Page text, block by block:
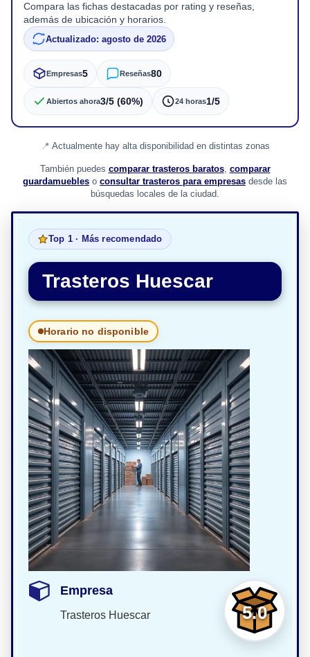
Compara las fichas destacadas por rating y reseñas,
además de ubicación y horarios.
Actualizado: agosto de 2026
Empresas5 Reseñas80
Abiertos ahora3/5 (60%) 24 horas1/5
Actualmente hay alta disponibilidad en distintas zonas
También puedes comparar trasteros baratos, comparar
guardamuebles o consultar trasteros para empresas desde las
búsquedas locales de la ciudad.
Top 1 · Más recomendado
Trasteros Huescar
Horario no disponible
5.0
Empresa
Trasteros Huescar